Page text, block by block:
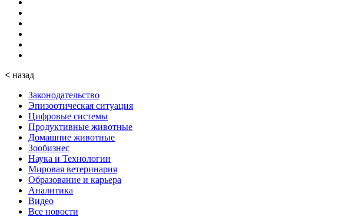
< назад
Законодательство
Эпизоотическая ситуация
Цифровые системы
Продуктивные животные
Домашние животные
Зообизнес
Наука и Технологии
Мировая ветеринария
Образование и карьера
Аналитика
Видео
Все новости